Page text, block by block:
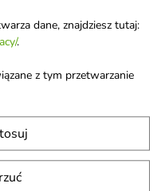

Dermena Hair Care
Men Lotion do włosów
osłabionych i
nadmiernie
dane, znajdziesz tutaj:
.
z tym przetwarzanie